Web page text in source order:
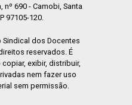
nº 690 - Camobi, Santa
97105-120.
Sindical dos Docentes
reservados. É
exibir, distribuir,
nem fazer uso
sem permissão.